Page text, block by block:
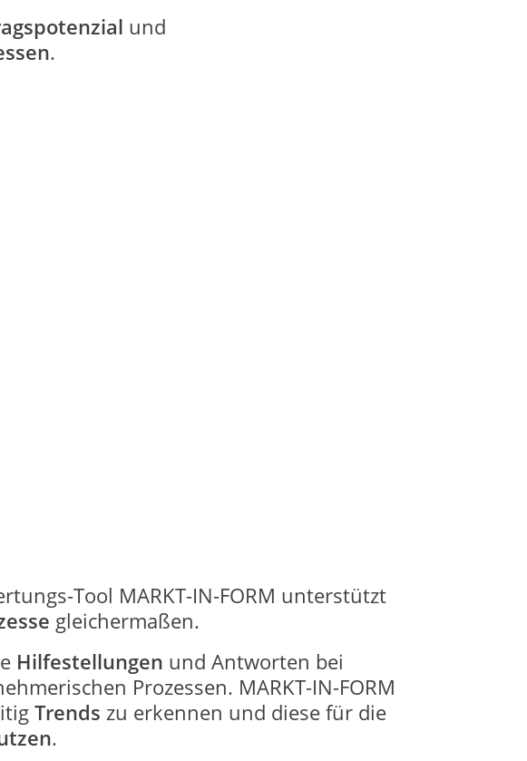
und
.
Tool MARKT-IN-FORM unterstützt
gleichermaßen.
Hilfestellungen und Antworten bei
Prozessen. MARKT-IN-FORM
Trends zu erkennen und diese für die
.